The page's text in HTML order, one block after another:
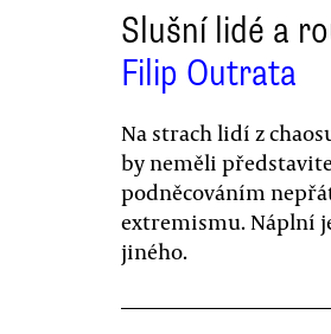
Slušní lidé a
Filip Outrata
Na strach lidí z
by neměli
podněcováním
extremismu. Náplní
jiného.